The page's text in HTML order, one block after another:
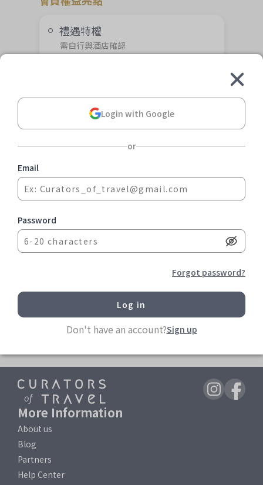
禮遇特權
需自行與酒店確認
私享旅程助手
酒店內SPA餐廳代訂服務
(每次收取 $1500 元服務費)
注意事項
上述會員權益內容，私享旅遊保有修改權限，若有任何修
改將於此頁面進行公告。
為，一經查證若有違規行為，私享旅遊有權暫停或終止您
Supreme會員為邀請制，尚未開放一般會員申請。
相關連結
More Information
About us
Blog
Partners
Help Center
Login with Google
or
Email
Password
Forgot password?
Don't have an account?Sign up